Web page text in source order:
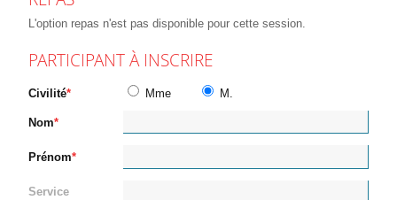
L'option repas n'est pas disponible pour cette session.
PARTICIPANT À INSCRIRE
Civilité Mme M.
Nom
Prénom
Service